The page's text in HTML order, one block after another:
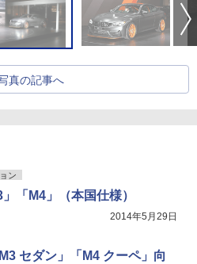
真の記事へ
ン
「M4」（本国仕様）
2014年5月29日
セダン」「M4 クーペ」向